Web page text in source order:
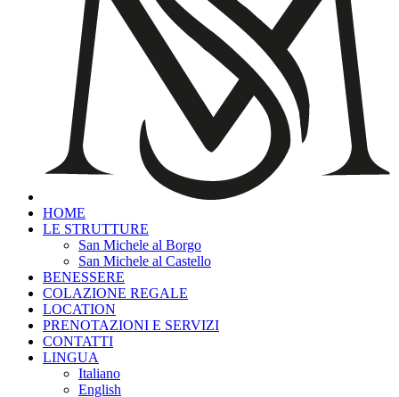
HOME
LE STRUTTURE
San Michele al Borgo
San Michele al Castello
BENESSERE
COLAZIONE REGALE
LOCATION
PRENOTAZIONI E SERVIZI
CONTATTI
LINGUA
Italiano
English